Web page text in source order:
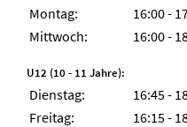
Montag: 16:00 -
Mittwoch:
16:00 -
U12 (10 - 11 Jahre):
Dienstag: 16:45 -
Freitag:
16:15 -